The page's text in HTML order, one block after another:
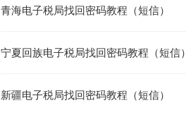
青海电子税局找回密码教程（短信）
宁夏回族电子税局找回密码教程（短信）
新疆电子税局找回密码教程（短信）